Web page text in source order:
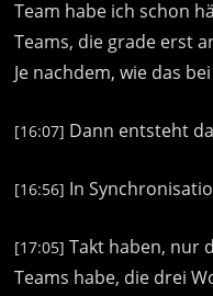
Team habe ich schon
Teams, die grade erst
Je nachdem, wie das bei
[16:07] Dann entsteht da
[16:56] In
[17:05] Takt haben, nur
Teams habe, die drei